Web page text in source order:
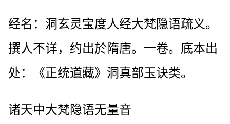
经名：洞玄灵宝度人经大梵隐语疏义。
撰人不详，约出於隋唐。一卷。底本出
处：《正统道藏》洞真部玉诀类。
诸天中大梵隐语无量音